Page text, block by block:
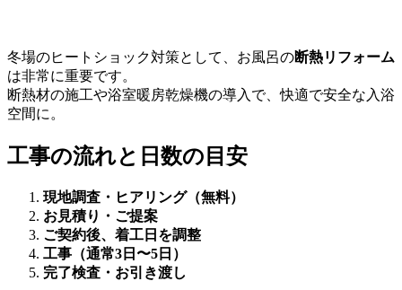
冬場のヒートショック対策として、お風呂の断熱リフォーム
は非常に重要です。
断熱材の施工や浴室暖房乾燥機の導入で、快適で安全な入浴
空間に。
工事の流れと日数の目安
現地調査・ヒアリング（無料）
お見積り・ご提案
ご契約後、着工日を調整
工事（通常3日〜5日）
完了検査・お引き渡し